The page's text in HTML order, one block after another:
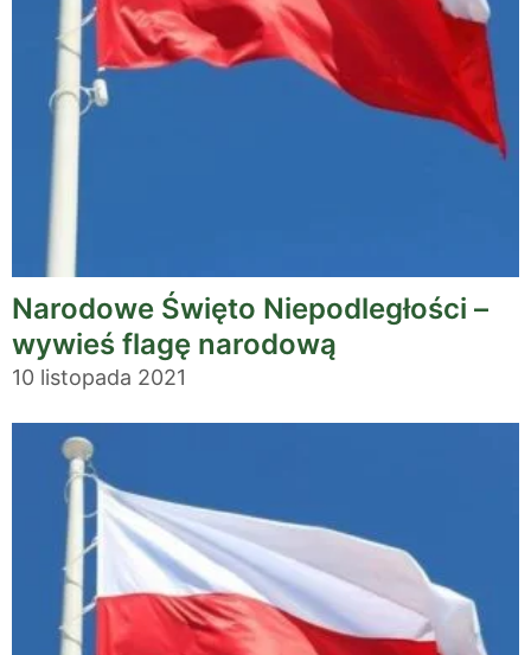
Narodowe Święto Niepodległości –
wywieś flagę narodową
10 listopada 2021